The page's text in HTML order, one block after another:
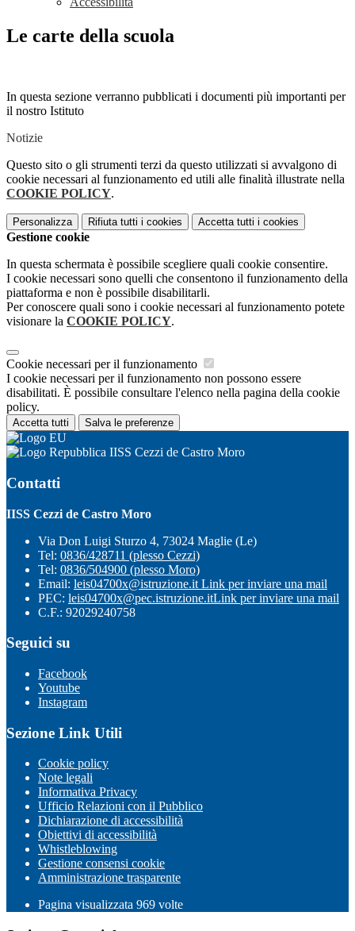
Le carte della scuola
In questa sezione verranno pubblicati i documenti più importanti per
il nostro Istituto
Notizie
Questo sito o gli strumenti terzi da questo utilizzati si avvalgono di
cookie necessari al funzionamento ed utili alle finalità illustrate nella
COOKIE POLICY.
Personalizza Rifiuta tutti i cookies Accetta tutti i cookies
Gestione cookie
In questa schermata è possibile scegliere quali cookie consentire.
I cookie necessari sono quelli che consentono il funzionamento della
piattaforma e non è possibile disabilitarli.
Per conoscere quali sono i cookie necessari al funzionamento potete
visionare la COOKIE POLICY.
Cookie necessari per il funzionamento
I cookie necessari per il funzionamento non possono essere
disabilitati. È possibile consultare l'elenco nella pagina della cookie
policy.
Accetta tutti Salva le preferenze
IISS Cezzi de Castro Moro
Contatti
IISS Cezzi de Castro Moro
Via Don Luigi Sturzo 4, 73024 Maglie (Le)
Tel: 0836/428711 (plesso Cezzi)
Tel: 0836/504900 (plesso Moro)
Email: leis04700x@istruzione.it Link per inviare una mail
PEC: leis04700x@pec.istruzione.itLink per inviare una mail
C.F.: 92029240758
Seguici su
Facebook
Youtube
Instagram
Sezione Link Utili
Cookie policy
Note legali
Informativa Privacy
Ufficio Relazioni con il Pubblico
Dichiarazione di accessibilità
Obiettivi di accessibilità
Whistleblowing
Gestione consensi cookie
Amministrazione trasparente
Pagina visualizzata 969 volte